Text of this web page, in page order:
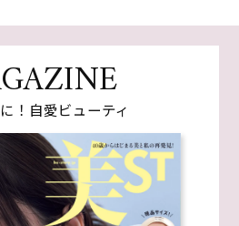
！自愛ビューティ